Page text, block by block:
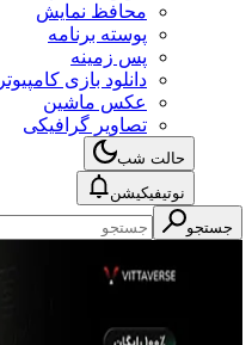
محافظ نمایش
پوسته برنامه
پس زمینه
دانلود بازی کامپیوتر
عکس ماشین
تصاویر گرافیکی
حالت شب
نوتیفیکیشن
جستجو